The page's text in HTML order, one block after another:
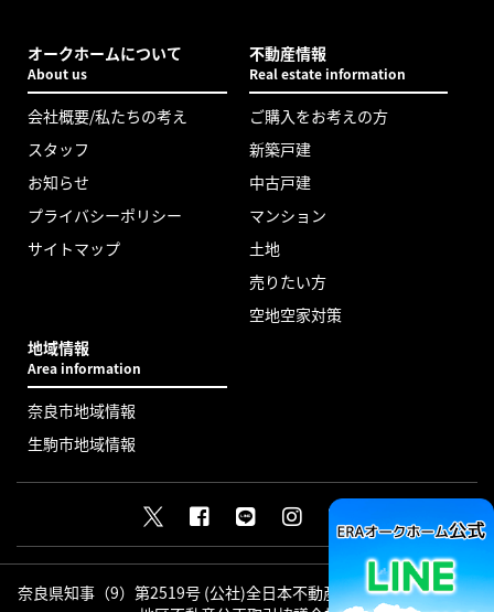
オークホームについて
About us
会社概要/私たちの考え
スタッフ
お知らせ
プライバシーポリシー
サイトマップ
不動産情報
Real estate information
ご購入をお考えの方
新築戸建
中古戸建
マンション
土地
売りたい方
空地空家対策
地域情報
Area information
奈良市地域情報
生駒市地域情報
奈良県知事（9）第2519号 (公社)全日本不動産協会会員 (公社)近畿